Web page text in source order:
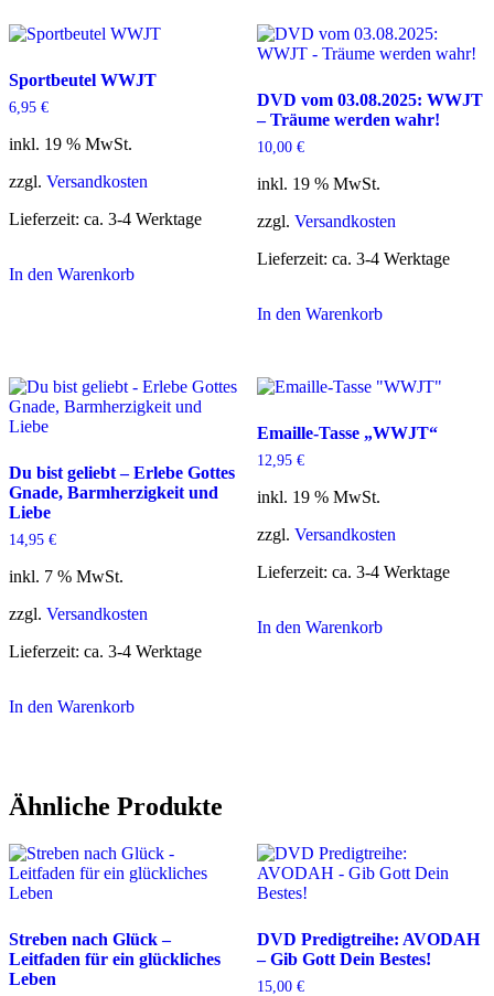
Sportbeutel WWJT
6,95 €
inkl. 19 % MwSt.
zzgl. Versandkosten
Lieferzeit: ca. 3-4 Werktage
In den Warenkorb
DVD vom 03.08.2025: WWJT
– Träume werden wahr!
10,00 €
inkl. 19 % MwSt.
zzgl. Versandkosten
Lieferzeit: ca. 3-4 Werktage
In den Warenkorb
Du bist geliebt – Erlebe Gottes
Gnade, Barmherzigkeit und
Liebe
14,95 €
inkl. 7 % MwSt.
zzgl. Versandkosten
Lieferzeit: ca. 3-4 Werktage
In den Warenkorb
Emaille-Tasse „WWJT“
12,95 €
inkl. 19 % MwSt.
zzgl. Versandkosten
Lieferzeit: ca. 3-4 Werktage
In den Warenkorb
Ähnliche Produkte
Streben nach Glück –
Leitfaden für ein glückliches
Leben
DVD Predigtreihe: AVODAH
– Gib Gott Dein Bestes!
15,00 €